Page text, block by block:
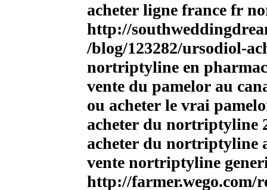
acheter ligne france fr
http://
/blog/123282/ursodiol-
nortriptyline en
vente du pamelor au
ou acheter le vrai
acheter du nortriptyline
acheter du nortriptyline
vente nortriptyline
http://farmer.wego.com/